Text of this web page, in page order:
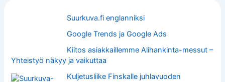
Suurkuva.fi englanniksi
Google Trends ja Google Ads
Kiitos asiakkaillemme Alihankinta-messut –
Yhteistyö näkyy ja vaikuttaa
Kuljetusliike Finskalle juhlavuoden